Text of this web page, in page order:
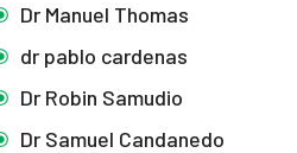
Dr Manuel Thomas
dr pablo cardenas
Dr Robin Samudio
Dr Samuel Candanedo